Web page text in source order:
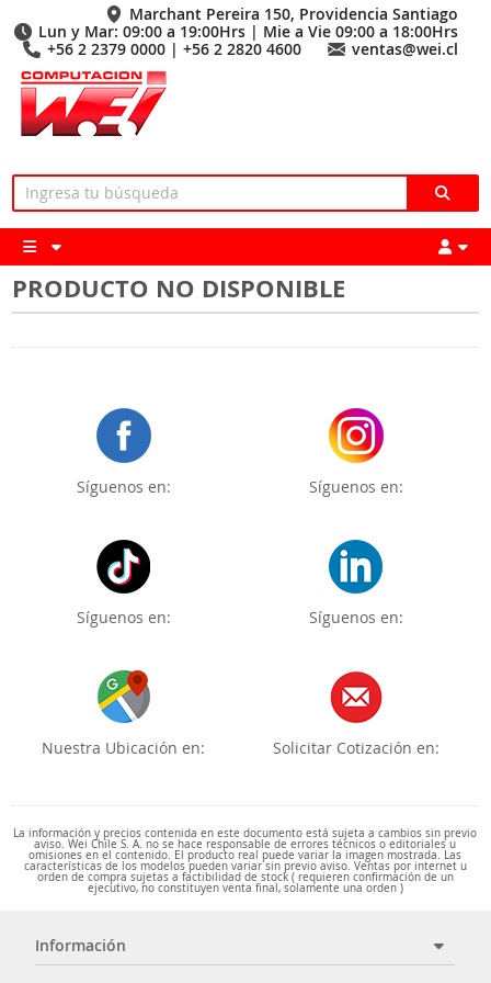
Marchant Pereira 150, Providencia Santiago
Lun y Mar: 09:00 a 19:00Hrs | Mie a Vie 09:00 a 18:00Hrs
+56 2 2379 0000 | +56 2 2820 4600
ventas@wei.cl
PRODUCTO NO DISPONIBLE
Síguenos en: Síguenos en:
Síguenos en: Síguenos en:
Nuestra Ubicación en: Solicitar Cotización en:
La información y precios contenida en este documento está sujeta a cambios sin previo
aviso. Wei Chile S. A. no se hace responsable de errores técnicos o editoriales u
omisiones en el contenido. El producto real puede variar la imagen mostrada. Las
características de los modelos pueden variar sin previo aviso. Ventas por internet u
orden de compra sujetas a factibilidad de stock ( requieren confirmación de un
ejecutivo, no constituyen venta final, solamente una orden )
Información